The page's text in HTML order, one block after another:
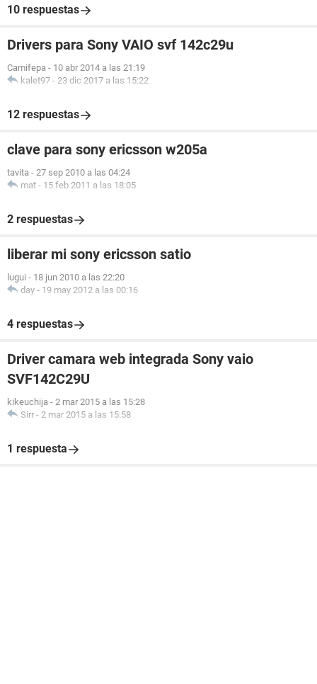
10 respuestas
Drivers para Sony VAIO svf 142c29u
Camifepa - 10 abr 2014 a las 21:19
kalet97 - 23 dic 2017 a las 15:22
12 respuestas
clave para sony ericsson w205a
tavita - 27 sep 2010 a las 04:24
mat - 15 feb 2011 a las 18:05
2 respuestas
liberar mi sony ericsson satio
lugui - 18 jun 2010 a las 22:20
day - 19 may 2012 a las 00:16
4 respuestas
Driver camara web integrada Sony vaio
SVF142C29U
kikeuchija - 2 mar 2015 a las 15:28
Sirr - 2 mar 2015 a las 15:58
1 respuesta